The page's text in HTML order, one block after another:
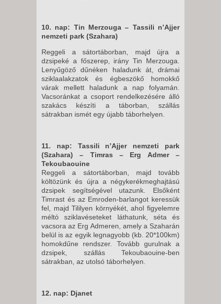
10. nap: Tin Merzouga – Tassili n’Ajjer
nemzeti park (Szahara)
Reggeli a sátortáborban, majd újra a
dzsipeké a főszerep, irány Tin Merzouga.
Lenyűgöző dűnéken haladunk át, drámai
sziklaalakzatok és égbeszökő homokkő
várak mellett haladunk a nap folyamán.
Vacsoránkat a csoport rendelkezésére álló
szakács készíti a táborban, szállás
sátrakban ismét egy újabb táborhelyen.
11. nap: Tassili n’Ajjer nemzeti park
(Szahara) – Timras – Erg Admer –
Tekoubaouine
Reggeli a sátortáborban, majd tovább
költözünk és újra a négykerékmeghajtású
dzsipek segítségével utazunk. Elsőként
Timrast és az Emroden-barlangot keressük
fel, majd Tililyen környékét, ahol figyelemre
méltó sziklavéseteket láthatunk, séta és
vacsora az Erg Admeren, amely a Szaharán
belül is az egyik legnagyobb (kb. 20*100km)
homokdűne rendszer. Tovább gurulnak a
dzsipek, szállás Tekoubaouine-ben
sátrakban, az utolsó táborhelyen.
12. nap: Djanet